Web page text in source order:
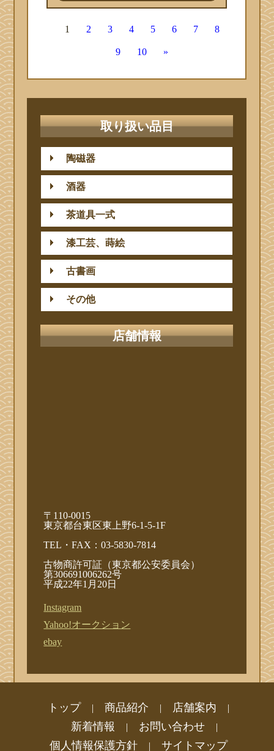
1 2 3 4 5 6 7 8
9 10 »
取り扱い品目
陶磁器
酒器
茶道具一式
漆工芸、蒔絵
古書画
その他
店舗情報
〒110-0015
東京都台東区東上野6-1-5-1F
TEL・FAX：03-5830-7814
古物商許可証（東京都公安委員会）
第306691006262号
平成22年1月20日
Instagram
Yahoo!オークション
ebay
トップ | 商品紹介 | 店舗案内 |
新着情報 | お問い合わせ |
個人情報保護方針 | サイトマップ